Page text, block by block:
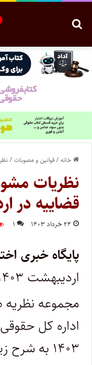
خانه/قوانین و مصوبات/
نظریات
قضاییه در
۲۴ خرداد ۱۴۰۳ ۱
پایگاه خبری
اردیبهشت ۱۴۰۳ به همراه سوال‌ها منتشر شد.
مجموعه
اداره کل
۱۴۰۳ به شرح زیر است: